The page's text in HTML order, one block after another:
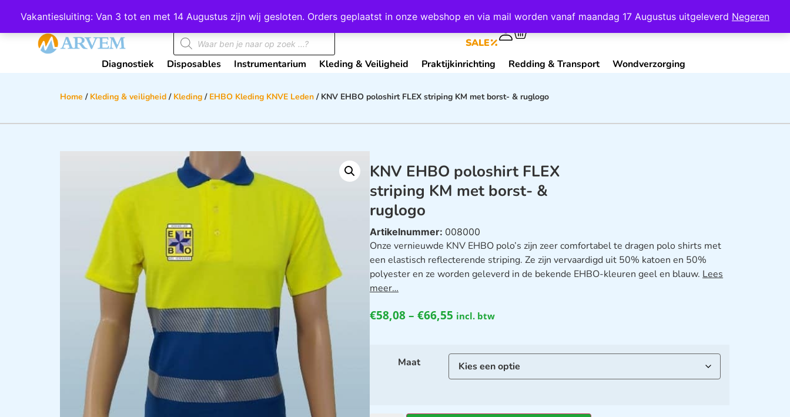
Vakantiesluiting: Van 3 tot en met 14 Augustus zijn wij gesloten. Orders geplaatst in onze webshop en via mail worden vanaf maandag 17 Augustus uitgeleverd Negeren
Wij scoren een 4,8 op Google Mijn Account Contact
SALE
Diagnostiek Disposables Instrumentarium Kleding & Veiligheid Praktijkinrichting Redding & Transport Wondverzorging
Home / Kleding & veiligheid / Kleding / EHBO Kleding KNVE Leden / KNV EHBO poloshirt FLEX striping KM met borst- & ruglogo
KNV EHBO poloshirt FLEX
striping KM met borst- &
ruglogo
Artikelnummer: 008000
Onze vernieuwde KNV EHBO polo’s zijn zeer comfortabel te dragen polo shirts met
een elastisch reflecterende striping. Ze zijn vervaardigd uit 50% katoen en 50%
polyester en ze worden geleverd in de bekende EHBO-kleuren geel en blauw. Lees
meer…
€58,08– €66,55 incl. btw
Maat